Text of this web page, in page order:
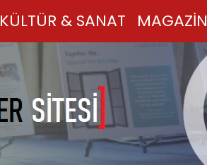
KÜLTÜR & SANAT MAGAZİN